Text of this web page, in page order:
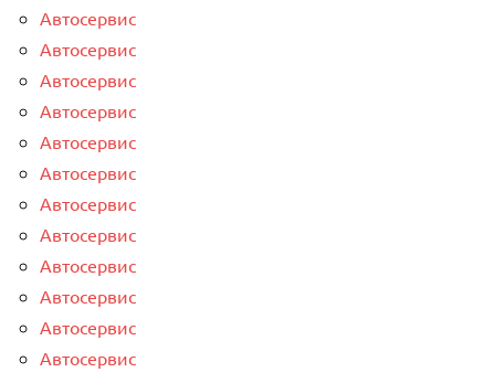
Автосервис
Автосервис
Автосервис
Автосервис
Автосервис
Автосервис
Автосервис
Автосервис
Автосервис
Автосервис
Автосервис
Автосервис